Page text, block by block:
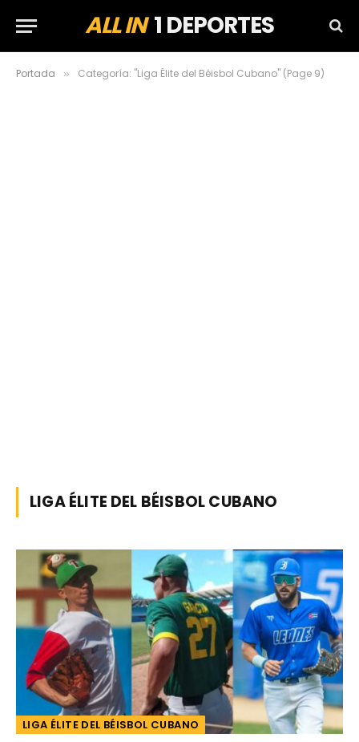
ALL IN1 DEPORTES
Portada » Categoría: "Liga Élite del Béisbol Cubano" (Page 9)
LIGA ÉLITE DEL BÉISBOL CUBANO
LIGA ÉLITE DEL BÉISBOL CUBANO